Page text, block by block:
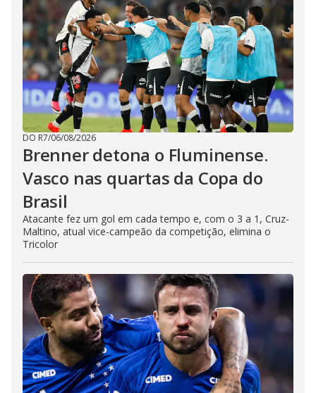
DO R7/06/08/2026
Brenner detona o Fluminense.
Vasco nas quartas da Copa do
Brasil
Atacante fez um gol em cada tempo e, com o 3 a 1, Cruz-
Maltino, atual vice-campeão da competição, elimina o
Tricolor